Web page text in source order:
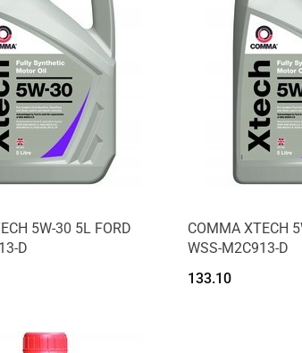
5W-30 5L FORD
D
COMMA XTECH
WSS-M2C913-D
133.10